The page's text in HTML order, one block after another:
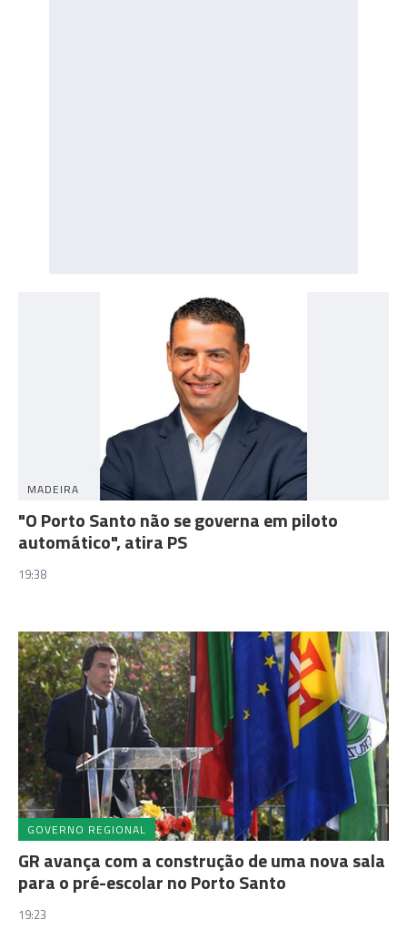
MADEIRA
"O Porto Santo não se governa em piloto
automático", atira PS
19:38
GOVERNO REGIONAL
GR avança com a construção de uma nova sala
para o pré-escolar no Porto Santo
19:23